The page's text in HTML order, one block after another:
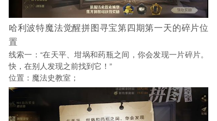
哈利波特魔法觉醒拼图寻宝第四期第一天的碎片位
置
线索一：“在天平、坩埚和药瓶之间，你会发现一片碎片。
快，在别人发现之前找到它！”
位置：魔法史教室；